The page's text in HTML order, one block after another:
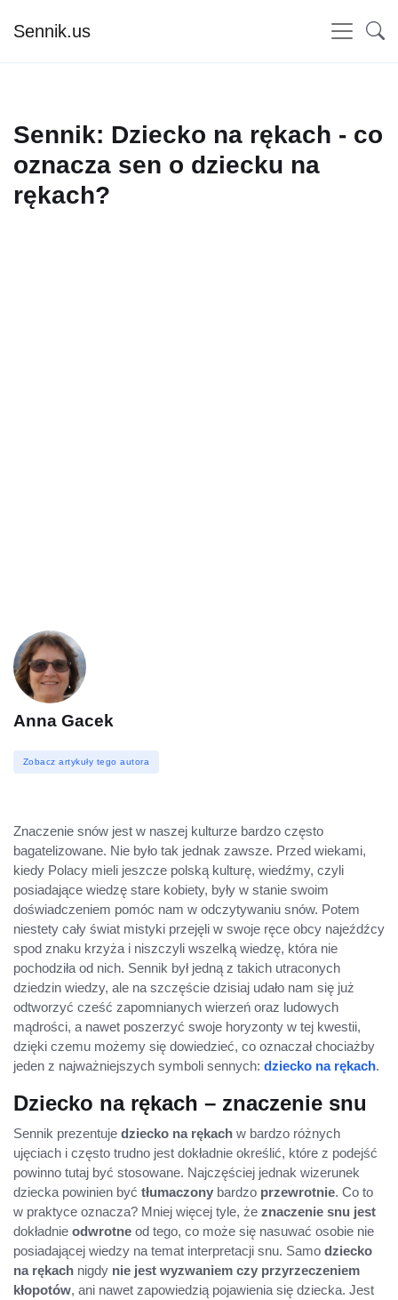
Sennik.us
Sennik: Dziecko na rękach - co
oznacza sen o dziecku na
rękach?
Anna Gacek
Zobacz artykuły tego autora
Znaczenie snów jest w naszej kulturze bardzo często
bagatelizowane. Nie było tak jednak zawsze. Przed wiekami,
kiedy Polacy mieli jeszcze polską kulturę, wiedźmy, czyli
posiadające wiedzę stare kobiety, były w stanie swoim
doświadczeniem pomóc nam w odczytywaniu snów. Potem
niestety cały świat mistyki przejęli w swoje ręce obcy najeźdźcy
spod znaku krzyża i niszczyli wszelką wiedzę, która nie
pochodziła od nich. Sennik był jedną z takich utraconych
dziedzin wiedzy, ale na szczęście dzisiaj udało nam się już
odtworzyć cześć zapomnianych wierzeń oraz ludowych
mądrości, a nawet poszerzyć swoje horyzonty w tej kwestii,
dzięki czemu możemy się dowiedzieć, co oznaczał chociażby
jeden z najważniejszych symboli sennych: dziecko na rękach.
Dziecko na rękach – znaczenie snu
Sennik prezentuje dziecko na rękach w bardzo różnych
ujęciach i często trudno jest dokładnie określić, które z podejść
powinno tutaj być stosowane. Najczęściej jednak wizerunek
dziecka powinien być tłumaczony bardzo przewrotnie. Co to
w praktyce oznacza? Mniej więcej tyle, że znaczenie snu jest
dokładnie odwrotne od tego, co może się nasuwać osobie nie
posiadającej wiedzy na temat interpretacji snu. Samo dziecko
na rękach nigdy nie jest wyzwaniem czy przyrzeczeniem
kłopotów, ani nawet zapowiedzią pojawienia się dziecka. Jest